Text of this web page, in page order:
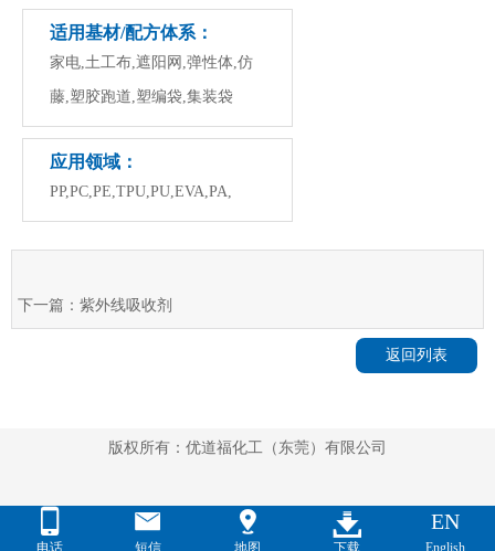
适用基材/配方体系：
家电,土工布,遮阳网,弹性体,仿
藤,塑胶跑道,塑编袋,集装袋
应用领域：
PP,PC,PE,TPU,PU,EVA,PA,
下一篇： 紫外线吸收剂
返回列表
版权所有：优道福化工（东莞）有限公司

电话

短信

地图

下载
EN
English